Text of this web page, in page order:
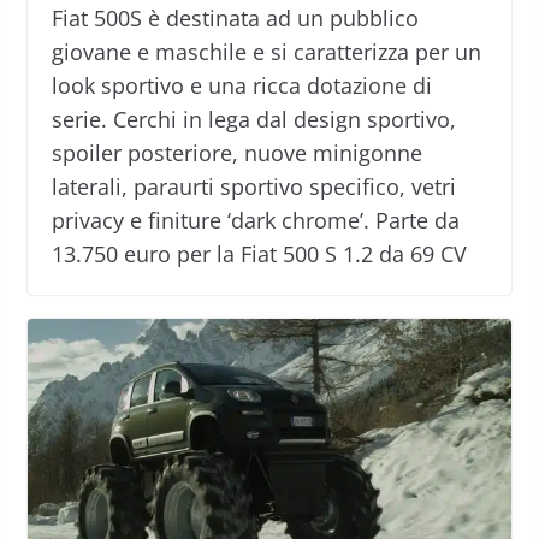
Fiat 500S è destinata ad un pubblico
giovane e maschile e si caratterizza per un
look sportivo e una ricca dotazione di
serie. Cerchi in lega dal design sportivo,
spoiler posteriore, nuove minigonne
laterali, paraurti sportivo specifico, vetri
privacy e finiture ‘dark chrome’. Parte da
13.750 euro per la Fiat 500 S 1.2 da 69 CV